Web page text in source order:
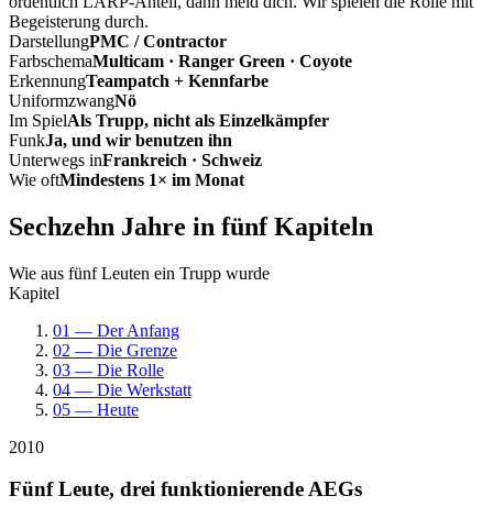
Begeisterung durch.
DarstellungPMC / Contractor
FarbschemaMulticam · Ranger Green · Coyote
ErkennungTeampatch + Kennfarbe
UniformzwangNö
Im SpielAls Trupp, nicht als Einzelkämpfer
FunkJa, und wir benutzen ihn
Unterwegs inFrankreich · Schweiz
Wie oftMindestens 1× im Monat
Sechzehn Jahre in fünf Kapiteln
Wie aus fünf Leuten ein Trupp wurde
Kapitel
01 — Der Anfang
02 — Die Grenze
03 — Die Rolle
04 — Die Werkstatt
05 — Heute
2010
Fünf Leute, drei funktionierende AEGs